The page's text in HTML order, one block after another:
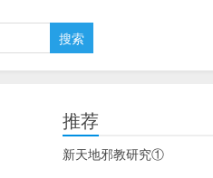
推荐
新天地邪教研究①